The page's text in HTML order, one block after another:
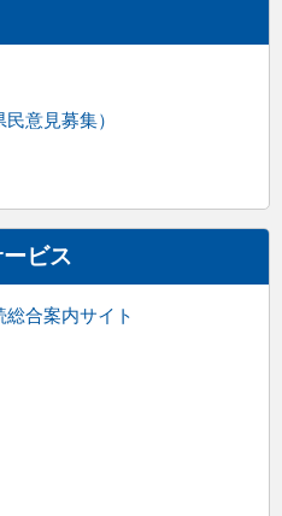
意見募集）
ビス
合案内サイト